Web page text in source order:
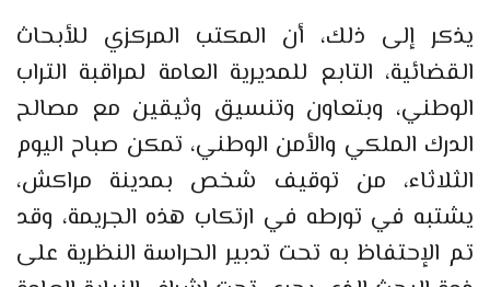
يذكر إلى ذلك، أن المكتب المركزي للأبحاث
القضائية، التابع للمديرية العامة لمراقبة التراب
الوطني، وبتعاون وتنسيق وثيقين مع مصالح
الدرك الملكي والأمن الوطني، تمكن صباح اليوم
الثلاثاء، من توقيف شخص بمدينة مراكش،
يشتبه في تورطه في ارتكاب هذه الجريمة، وقد
تم الإحتفاظ به تحت تدبير الحراسة النظرية على